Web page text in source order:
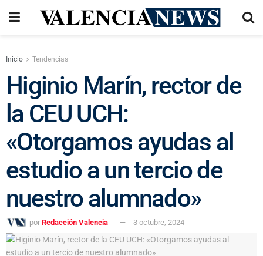
Inicio Tendencias
Higinio Marín, rector de
la CEU UCH:
«Otorgamos ayudas al
estudio a un tercio de
nuestro alumnado»
por Redacción Valencia 3 octubre, 2024